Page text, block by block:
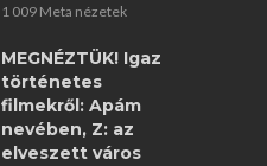
1 009 Meta nézetek
MEGNÉZTÜK! Igaz
történetes
filmekről: Apám
nevében, Z: az
elveszett város